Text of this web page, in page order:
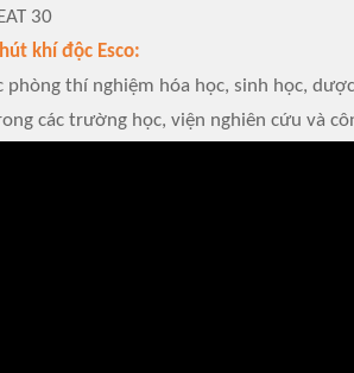
30
khí độc Esco:
phòng thí nghiệm hóa học, sinh học,
các trường học, viện nghiên cứu và